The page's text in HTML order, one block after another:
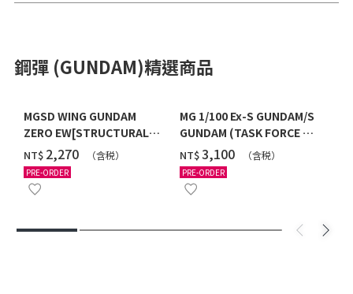
鋼彈 (GUNDAM)精選商品
MGSD WING GUNDAM
ZERO EW[STRUCTURAL
COATING/BLACK] [2026年
12月發送]
NT$ ‌2,270 （含税）
PRE-ORDER
MG 1/100 Ex-S GUNDAM/S
GUNDAM (TASK FORCE α
Ver.) [2026年10月發送]
NT$‌3,100 （含税）
PRE-ORDER